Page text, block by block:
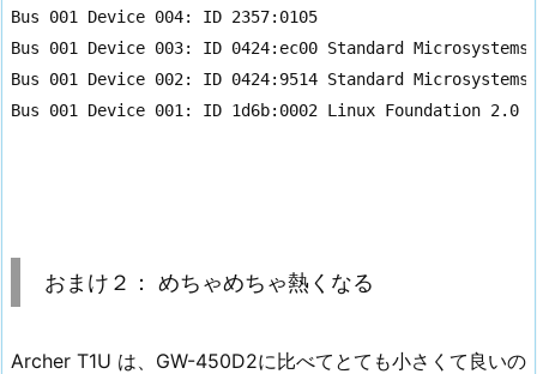
Bus 001 Device 004: ID 2357:0105
Bus 001 Device 003: ID 0424:ec00 Standard
Bus 001 Device 002: ID 0424:9514 Standard Microsystems
おまけ２： めちゃめちゃ熱くなる
Archer T1U は、GW-450D2に比べてとても小さくて良いの